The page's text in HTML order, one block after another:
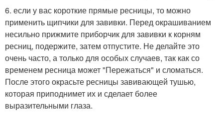
6. если у вас короткие прямые ресницы, то можно
применить щипчики для завивки. Перед окрашиванием
несильно прижмите приборчик для завивки к корням
ресниц, подержите, затем отпустите. Не делайте это
очень часто, а только для особых случаев, так как со
временем ресница может "Пережаться" и сломаться.
После этого окрасьте ресницы завивающей тушью,
которая приподнимет их и сделает более
выразительными глаза.